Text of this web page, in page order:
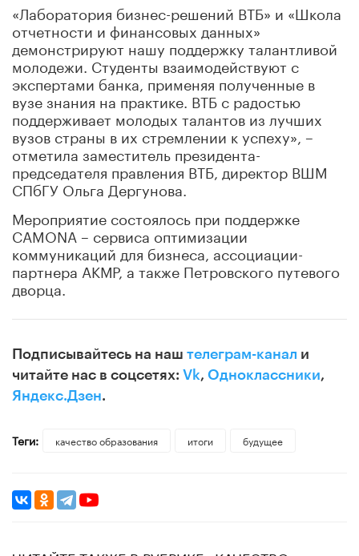
«Лаборатория бизнес-решений ВТБ» и «Школа
отчетности и финансовых данных»
демонстрируют нашу поддержку талантливой
молодежи. Студенты взаимодействуют с
экспертами банка, применяя полученные в
вузе знания на практике. ВТБ с радостью
поддерживает молодых талантов из лучших
вузов страны в их стремлении к успеху», –
отметила заместитель президента-
председателя правления ВТБ, директор ВШМ
СПбГУ Ольга Дергунова.
Мероприятие состоялось при поддержке
CAMONA – сервиса оптимизации
коммуникаций для бизнеса, ассоциации-
партнера АКМР, а также Петровского путевого
дворца.
Подписывайтесь на наш телеграм-канал и
читайте нас в соцсетях: Vk, Одноклассники,
Яндекс.Дзен.
Теги: качество образования итоги будущее